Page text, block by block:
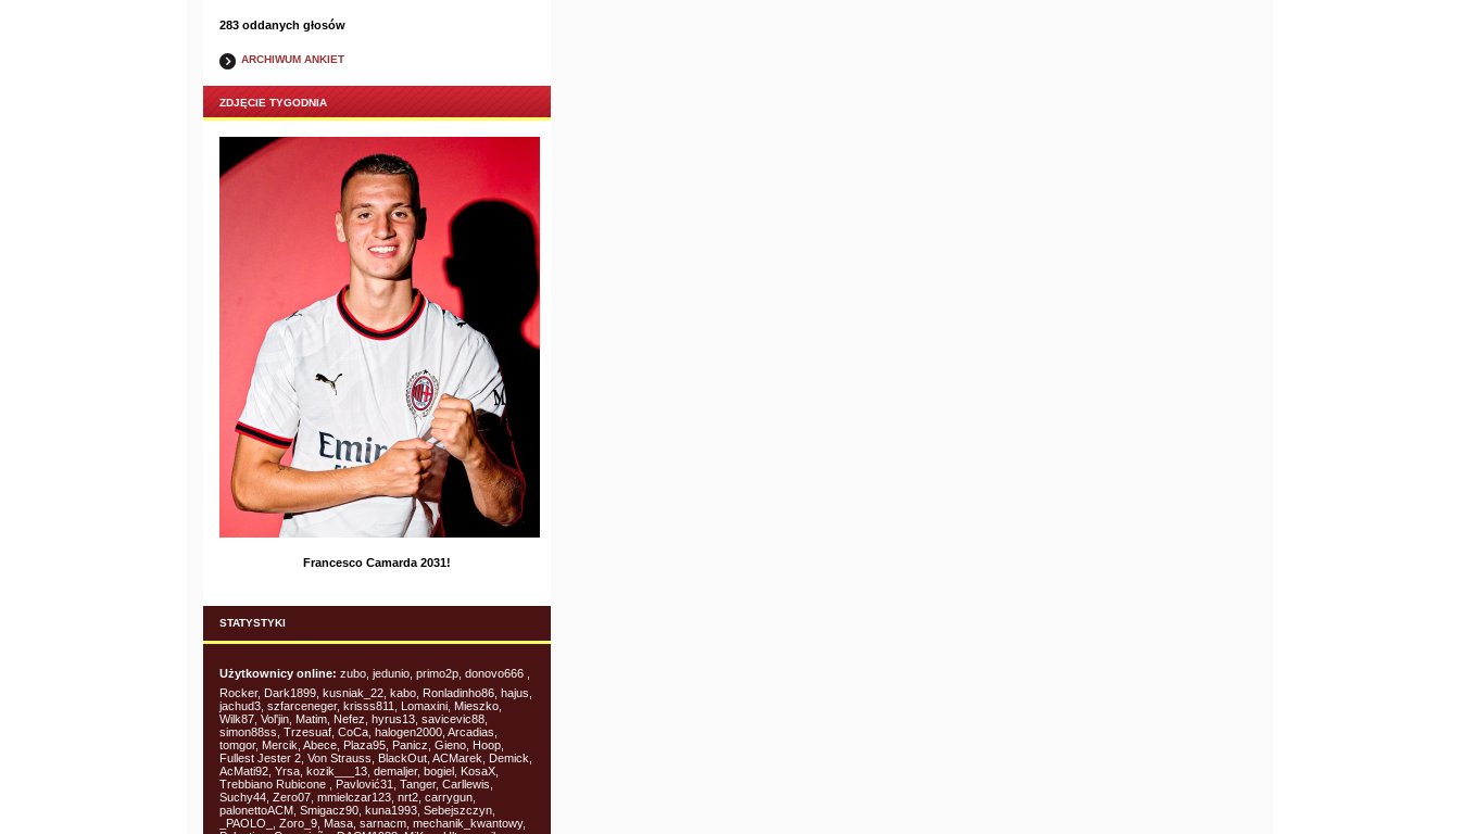
283 oddanych głosów
ARCHIWUM ANKIET
ZDJĘCIE TYGODNIA
Francesco Camarda 2031!
STATYSTYKI
Użytkownicy online: zubo, jedunio, primo2p, donovo666 ,
Rocker, Dark1899, kusniak_22, kabo, Ronladinho86, hajus,
jachud3, szfarceneger, krisss811, Lomaxini, Mieszko,
Wilk87, Vol'jin, Matim, Nefez, hyrus13, savicevic88,
simon88ss, Trzesuaf, CoCa, halogen2000, Arcadias,
tomgor, Mercik, Abece, Plaza95, Panicz, Gieno, Hoop,
Fullest Jester 2, Von Strauss, BlackOut, ACMarek, Demick,
AcMati92, Yrsa, kozik___13, demaljer, bogiel, KosaX,
Trebbiano Rubicone , Pavlović31, Tanger, Carllewis,
Suchy44, Zero07, mmielczar123, nrt2, carrygun,
palonettoACM, Smigacz90, kuna1993, Sebejszczyn,
_PAOLO_, Zoro_9, Masa, sarnacm, mechanik_kwantowy,